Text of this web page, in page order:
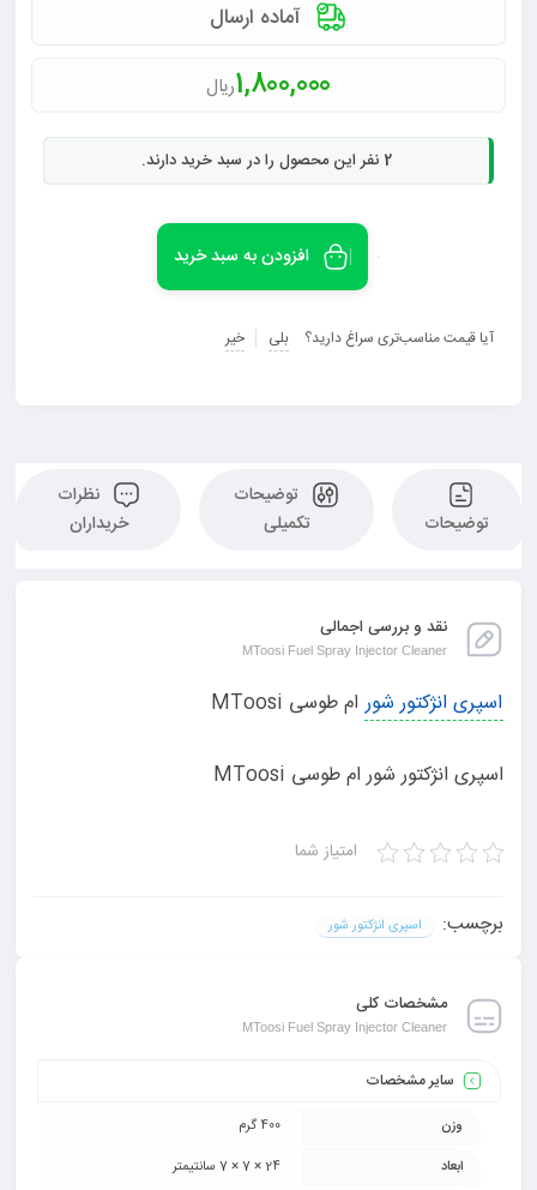
آماده ارسال
1,800,000ریال
2 نفر این محصول را در سبد خرید دارند.
افزودن به سبد خرید
آیا قیمت مناسب‌تری سراغ دارید؟ بلی خیر
توضیحات
توضیحات
تکمیلی
نظرات
خریداران
نقد و بررسی اجمالی
MToosi Fuel Spray Injector Cleaner
اسپری انژکتور شور ام طوسی MToosi
اسپری انژکتور شور ام طوسی MToosi
امتیاز شما
برچسب: اسپری انژکتور شور
مشخصات کلی
MToosi Fuel Spray Injector Cleaner
سایر مشخصات
وزن
400 گرم
ابعاد
24 × 7 × 7 سانتیمتر